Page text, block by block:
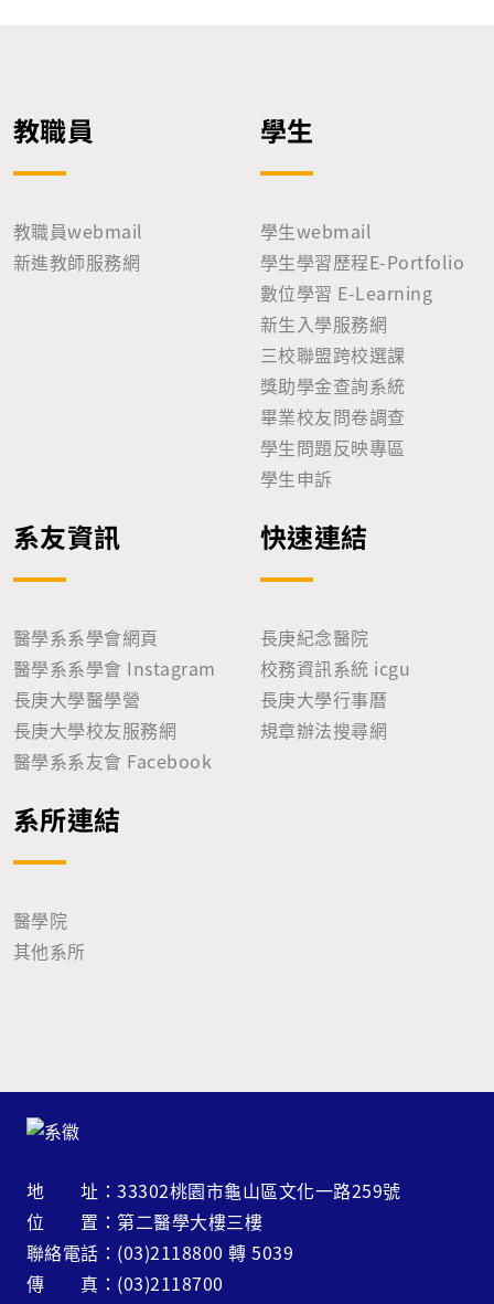
教職員
教職員webmail
新進教師服務網
學生
學生webmail
學生學習歷程E-Portfolio
數位學習 E-Learning
新生入學服務網
三校聯盟跨校選課
獎助學金查詢系統
畢業校友問卷調查
學生問題反映專區
學生申訴
系友資訊
醫學系系學會網頁
醫學系系學會 Instagram
長庚大學醫學營
長庚大學校友服務網
醫學系系友會 Facebook
快速連結
長庚紀念醫院
校務資訊系統 icgu
長庚大學行事曆
規章辦法搜尋網
系所連結
醫學院
其他系所
地 址：33302桃園市龜山區文化一路259號
位 置：第二醫學大樓三樓
聯絡電話：(03)2118800 轉 5039
傳 真：(03)2118700